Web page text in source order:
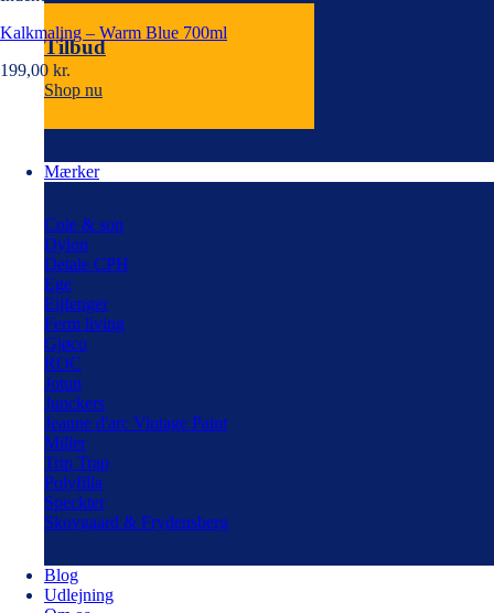
Tilbud
Shop nu
Mærker
Cole & son
Dylon
Detale CPH
Ege
Eijfenger
Ferm living
Gjøco
ROC
Jotun
Junckers
Jeanne d'arc Vintage Paint
Miller
Trip Trap
Polyfilla
Speckter
Skovgaard & Frydensberg
Blog
Udlejning
Kalkmaling – Warm Blue 700ml
199,00 kr.